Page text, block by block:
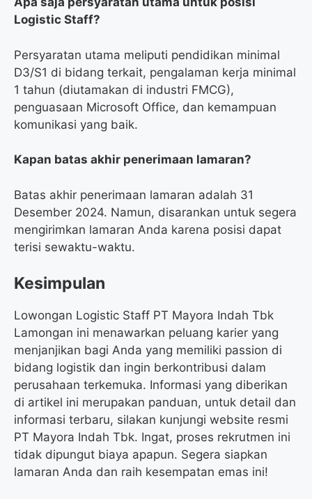
Logistic Staff?
Persyaratan utama meliputi pendidikan minimal
D3/S1 di bidang terkait, pengalaman kerja minimal
1 tahun (diutamakan di industri FMCG),
penguasaan Microsoft Office, dan kemampuan
komunikasi yang baik.
Kapan batas akhir penerimaan lamaran?
Batas akhir penerimaan lamaran adalah 31
Desember 2024. Namun, disarankan untuk segera
mengirimkan lamaran Anda karena posisi dapat
terisi sewaktu-waktu.
Kesimpulan
Lowongan Logistic Staff PT Mayora Indah Tbk
Lamongan ini menawarkan peluang karier yang
menjanjikan bagi Anda yang memiliki passion di
bidang logistik dan ingin berkontribusi dalam
perusahaan terkemuka. Informasi yang diberikan
di artikel ini merupakan panduan, untuk detail dan
informasi terbaru, silakan kunjungi website resmi
PT Mayora Indah Tbk. Ingat, proses rekrutmen ini
tidak dipungut biaya apapun. Segera siapkan
lamaran Anda dan raih kesempatan emas ini!